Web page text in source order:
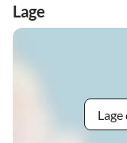
Lage